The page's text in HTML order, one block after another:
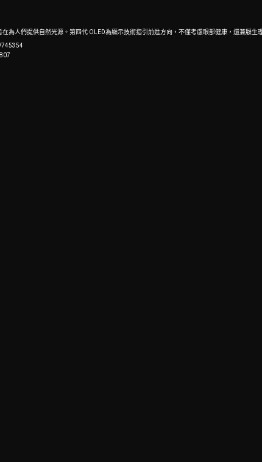
在為人們提供自然光源。第四代 OLED為顯示技術指引前進方向，不僅考慮眼部健康，還兼顧生